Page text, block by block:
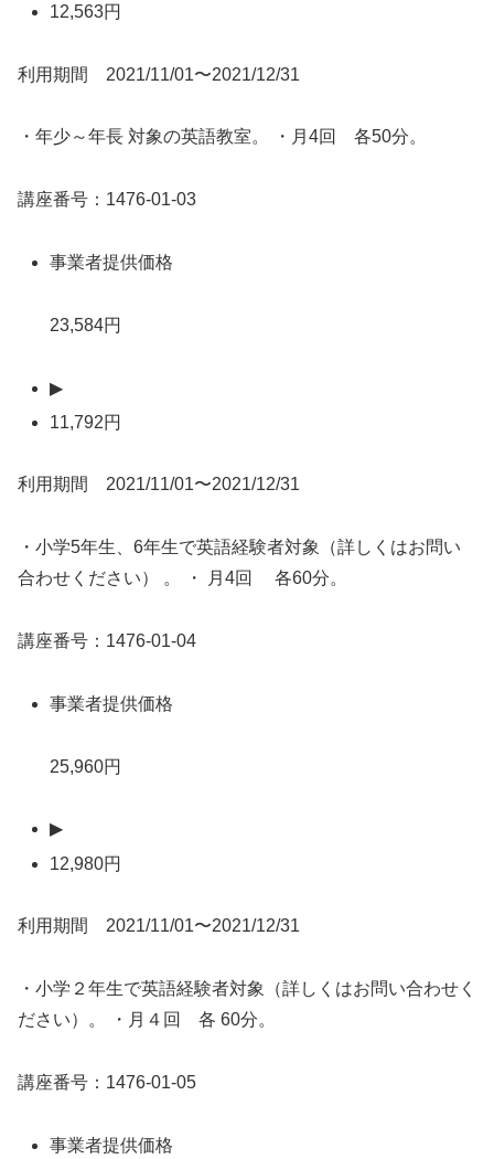
12,563円
利用期間 2021/11/01〜2021/12/31
・年少～年長 対象の英語教室。 ・月4回 各50分。
講座番号：1476-01-03
事業者提供価格
23,584円
▶
11,792円
利用期間 2021/11/01〜2021/12/31
・小学5年生、6年生で英語経験者対象（詳しくはお問い
合わせください） 。 ・ 月4回 各60分。
講座番号：1476-01-04
事業者提供価格
25,960円
▶
12,980円
利用期間 2021/11/01〜2021/12/31
・小学２年生で英語経験者対象（詳しくはお問い合わせく
ださい）。 ・月４回 各 60分。
講座番号：1476-01-05
事業者提供価格